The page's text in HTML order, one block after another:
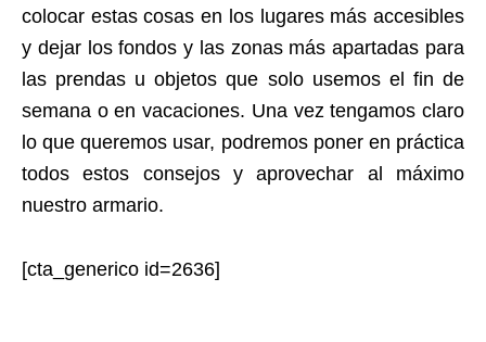
colocar estas cosas en los lugares más accesibles
y dejar los fondos y las zonas más apartadas para
las prendas u objetos que solo usemos el fin de
semana o en vacaciones. Una vez tengamos claro
lo que queremos usar, podremos poner en práctica
todos estos consejos y aprovechar al máximo
nuestro armario.
[cta_generico id=2636]